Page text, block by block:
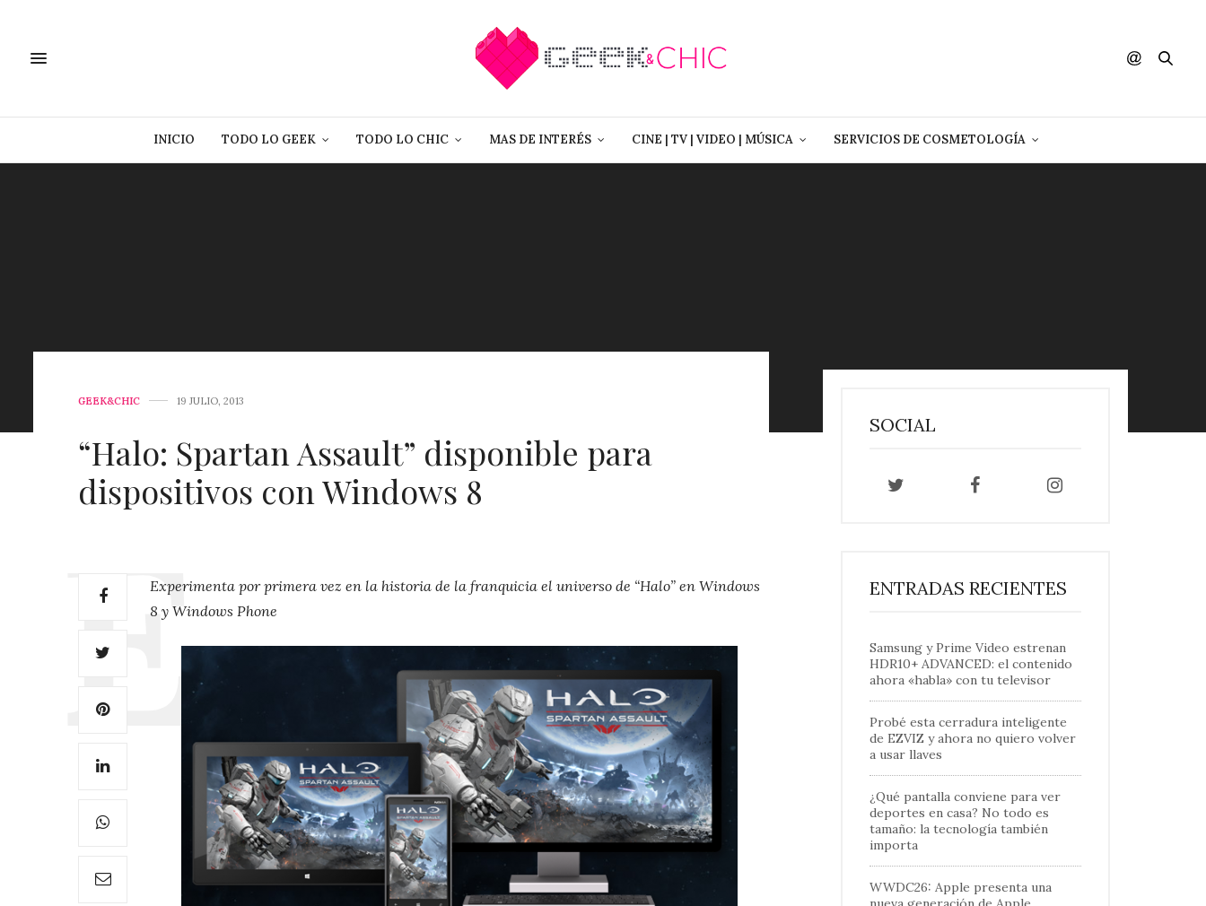
INICIO TODO LO GEEK TODO LO CHIC MAS DE INTERÉS CINE | TV | VIDEO | MÚSICA SERVICIOS DE COSMETOLOGÍA
GEEK&CHIC 19 JULIO, 2013
“Halo: Spartan Assault” disponible para
dispositivos con Windows 8
Experimenta por primera vez en la historia de la franquicia el universo de “Halo” en Windows
8 y Windows Phone
SOCIAL
ENTRADAS RECIENTES
Samsung y Prime Video estrenan
HDR10+ ADVANCED: el contenido
ahora «habla» con tu televisor
Probé esta cerradura inteligente
de EZVIZ y ahora no quiero volver
a usar llaves
¿Qué pantalla conviene para ver
deportes en casa? No todo es
tamaño: la tecnología también
importa
WWDC26: Apple presenta una